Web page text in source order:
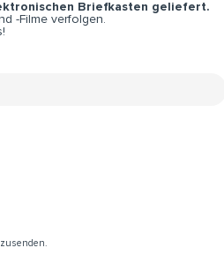
Briefkasten geliefert.
-Filme verfolgen.